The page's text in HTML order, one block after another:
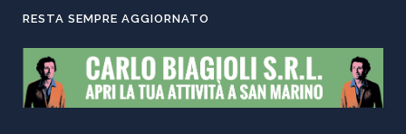
RESTA SEMPRE AGGIORNATO